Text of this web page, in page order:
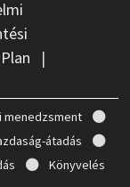
|
menedzsment
átadás
Könyvelés